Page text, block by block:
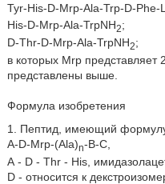
Tyr-His-D-Mrp-Ala-Trp-D-Phe-
His-D-Mrp-Ala-TrpNH2;
D-Thr-D-Mrp-Ala-TrpNH2;
в которых Mrp
представлены выше.
Формула изобретения
1. Пептид, имеющий
A-D-Mrp-(Ala)n-B-С,
А - D - Thr - Нis,
D - относится к